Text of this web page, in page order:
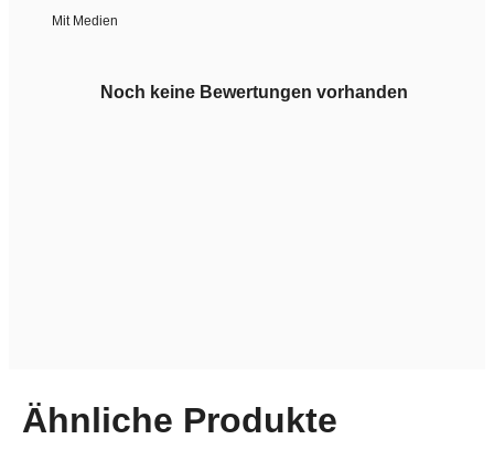
Mit Medien
Noch keine Bewertungen vorhanden
Ähnliche Produkte